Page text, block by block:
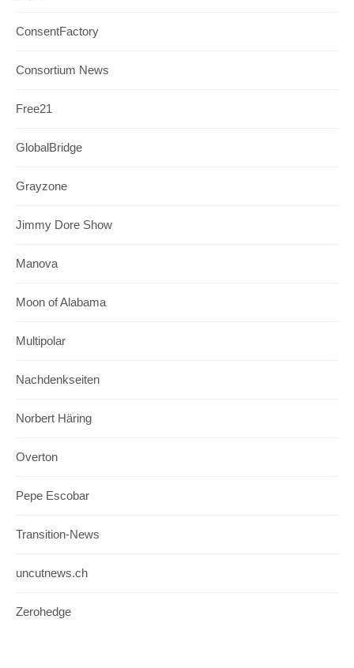
ConsentFactory
Consortium News
Free21
GlobalBridge
Grayzone
Jimmy Dore Show
Manova
Moon of Alabama
Multipolar
Nachdenkseiten
Norbert Häring
Overton
Pepe Escobar
Transition-News
uncutnews.ch
Zerohedge